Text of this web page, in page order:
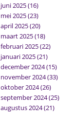
juni 2025(16)
mei 2025(23)
april 2025(20)
maart 2025(18)
februari 2025(22)
januari 2025(21)
december 2024(15)
november 2024(33)
oktober 2024(26)
september 2024(25)
augustus 2024(21)